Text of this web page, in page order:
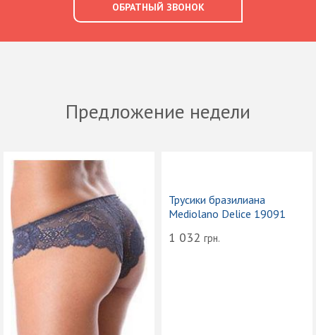
ОБРАТНЫЙ ЗВОНОК
Предложение недели
Трусики бразилиана
Mediolano Delice 19091
1 032 грн.